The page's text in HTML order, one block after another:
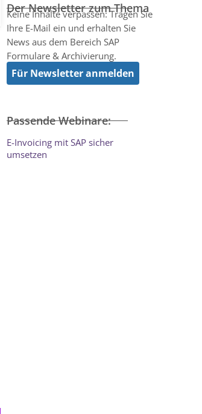
Der Newsletter zum Thema
Keine Inhalte verpassen: Tragen Sie
Ihre E-Mail ein und erhalten Sie
News aus dem Bereich SAP
Formulare & Archivierung.
Für Newsletter anmelden
Passende Webinare:
E-Invoicing mit SAP sicher
umsetzen